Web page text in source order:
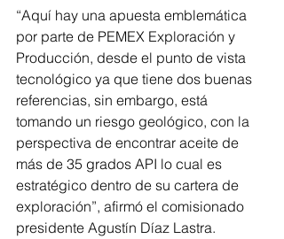
“Aquí hay una apuesta emblemática
por parte de PEMEX Exploración y
Producción, desde el punto de vista
tecnológico ya que tiene dos buenas
referencias, sin embargo, está
tomando un riesgo geológico, con la
perspectiva de encontrar aceite de
más de 35 grados API lo cual es
estratégico dentro de su cartera de
exploración”, afirmó el comisionado
presidente Agustín Díaz Lastra.